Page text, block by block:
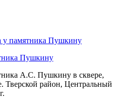
Пушкину
А.С. Пушкину в сквере,
Тверской район, Центральный